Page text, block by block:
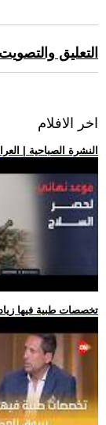
التعليق
اخر الافلام
.. النشرة الصباحية |
.. تخصصات طبية فيها